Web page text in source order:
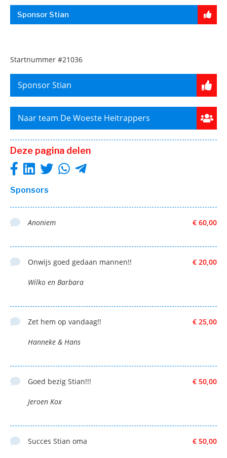
Sponsor Stian
Startnummer #21036
Sponsor Stian
Naar team De Woeste Heitrappers
Deze pagina delen
Sponsors
€ 60,00
Anoniem
€ 20,00
Onwijs goed gedaan mannen!!
Wilko en Barbara
€ 25,00
Zet hem op vandaag!!
Hanneke & Hans
€ 50,00
Goed bezig Stian!!!
Jeroen Kox
€ 50,00
Succes Stian oma